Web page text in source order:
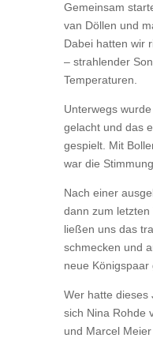
Gemeinsam
van Döllen und
Dabei hatten wir
– strahlender
Temperaturen.
Unterwegs
gelacht und das
gespielt. Mit
war die
Nach einer
dann zum letzten
ließen uns das
schmecken und
neue Königspaar
Wer hatte dieses
sich Nina Rohde
und Marcel